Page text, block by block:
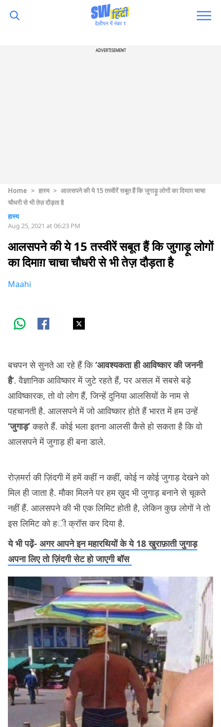
ADVERTISEMENT
Home > हास्य > आलसपने की ये 15 तस्वीरें सबूत हैं कि जुगाड़ू लोगों का दिमाग़ चाचा
चौधरी से भी तेज़ दौड़ता है
हास्य
Aug 25, 2021 at 06:23 PM
आलसपने की ये 15 तस्वीरें सबूत हैं कि जुगाड़ू लोगों
का दिमाग़ चाचा चौधरी से भी तेज़ दौड़ता है
Maahi
बचपन से सुनते आ रहे हैं कि‘आवश्यकता ही आविष्कार की जननी
है‘. वैज्ञानिक आविष्कार में जुटे रहते हैं, पर असल में सबसे बड़े
आविष्कारक, तो वो लोग हैं, जिन्हें दुनिया आलसियों के नाम से
पहचानती है. आलसपने में जो आविष्कार होते हैं भारत में हम उन्हें
‘जुगाड़’कहते हैं. कोई भला इतना आलसी कैसे हो सकता है कि वो
आलसपने में जुगाड़ ही बना डाले.
रोज़मर्रा की ज़िंदगी में हमें कहीं न कहीं, कोई न कोई जुगाड़ देखने को
मिल ही जाता है. मौका मिलने पर हम ख़ुद भी जुगाड़ बनाने से चूकते
नहीं हैं. आलसपने की भी एक लिमिट होती है, लेकिन कुछ लोगों ने तो
इस लिमिट को ही क्रॉस कर दिया है.
ये भी पढ़ें- अगर आपने इन महारथियों के ये 18 खुराफ़ाती जुगाड़
अपना लिए तो ज़िंदगी सेट हो जाएगी बॉस